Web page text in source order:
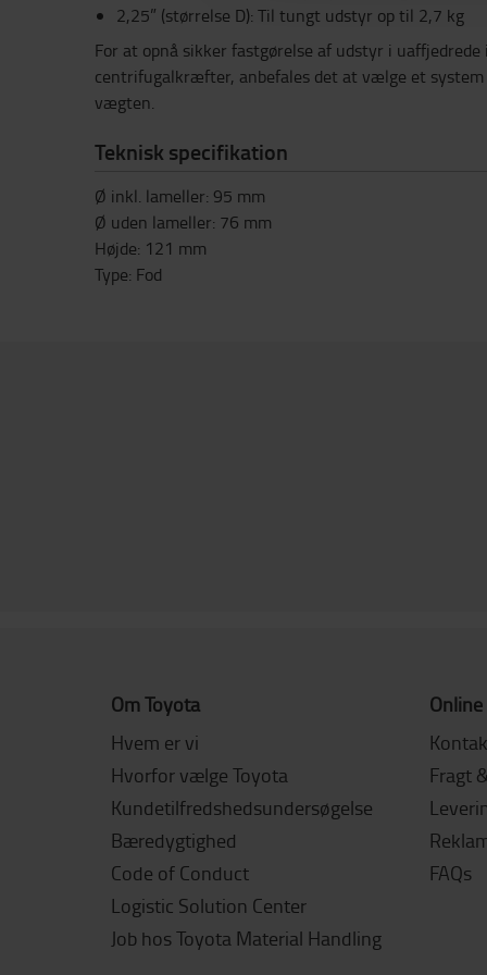
2,25” (størrelse D): Til tungt udstyr op til 2,7 kg
For at opnå sikker fastgørelse af udstyr i
centrifugalkræfter, anbefales det at vælge et system
vægten.
Teknisk specifikation
Ø inkl. lameller: 95 mm
Ø uden lameller: 76 mm
Højde: 121 mm
Type: Fod
Om Toyota
Hvem er vi
Hvorfor vælge Toyota
Kundetilfredshedsundersøgelse
Bæredygtighed
Code of Conduct
Logistic Solution Center
Job hos Toyota Material Handling
Fragt
FAQs